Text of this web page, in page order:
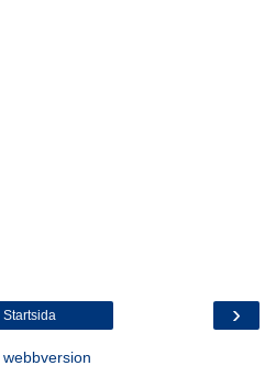
›
Startsida
webbversion